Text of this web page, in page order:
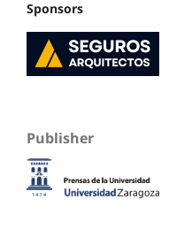
Sponsors
Publisher